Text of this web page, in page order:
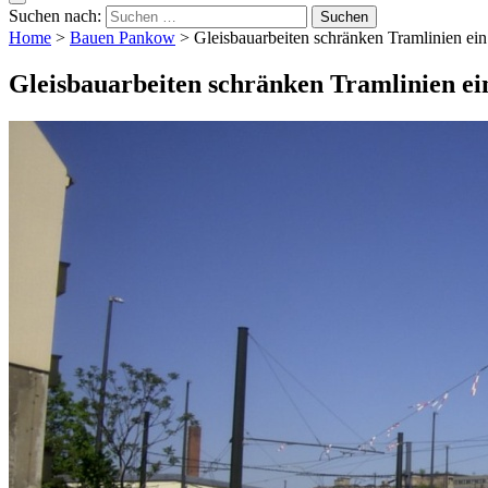
Suchen nach:
Home > Bauen Pankow > Gleisbauarbeiten schränken Tramlinien ein
Gleisbauarbeiten schränken Tramlinien